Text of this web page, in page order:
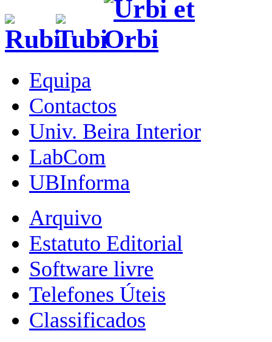
Equipa
Contactos
Univ. Beira Interior
LabCom
UBInforma
Arquivo
Estatuto Editorial
Software livre
Telefones Úteis
Classificados